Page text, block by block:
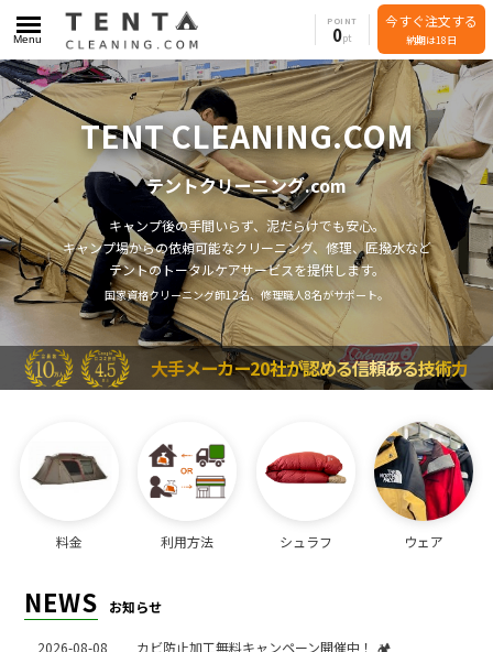
POINT
0
今すぐ注文する
納期は18日
Menu
TENT CLEANING.COM
テントクリーニング.com
キャンプ後の手間いらず、泥だらけでも安心。
キャンプ場からの依頼可能なクリーニング、修理、匠撥水など
テントのトータルケアサービスを提供します。
国家資格クリーニング師12名、修理職人8名がサポート。
大手メーカー20社が認める信頼ある技術力
料金 利用方法 シュラフ ウェア
NEWS お知らせ
2026-08-08 カビ防止加工無料キャンペーン開催中！ 🏕️